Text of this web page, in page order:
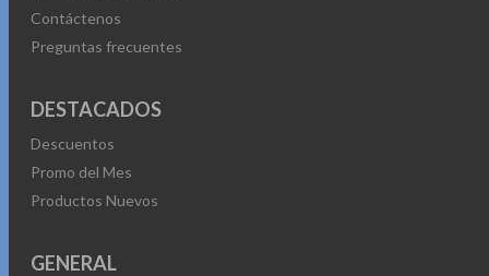
Contáctenos
Preguntas frecuentes
DESTACADOS
Descuentos
Promo del Mes
Productos Nuevos
GENERAL